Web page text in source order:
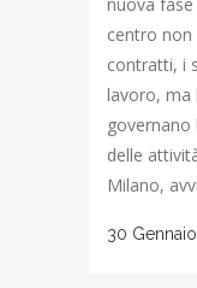
centro
contratti, i
lavoro, ma
governano
delle
Milano,
30